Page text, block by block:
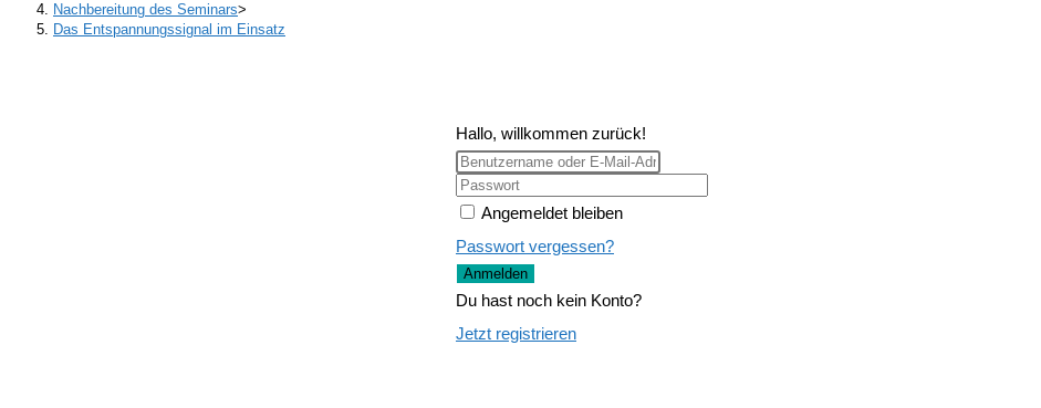
Nachbereitung des Seminars>
Das Entspannungssignal im Einsatz
Hallo, willkommen zurück!
Angemeldet bleiben
Passwort vergessen?
Anmelden
Du hast noch kein Konto?
Jetzt registrieren